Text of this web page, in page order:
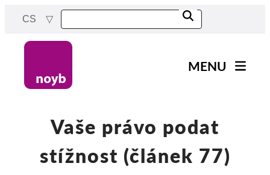
content
CS
MENU
Naše práce
Projekty
Rozhodnutí dozorových
Vaše právo podat
stížnost (článek 77)